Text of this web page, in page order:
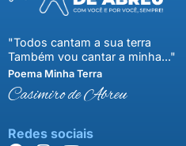
"Todos cantam a sua terra
Também vou cantar a minha..."
Poema Minha Terra
Casimiro de Abreu
Redes sociais